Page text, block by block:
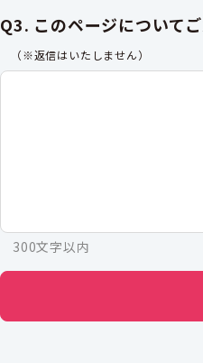
Q3. このページについて
（※返信はいたしません）
300文字以内